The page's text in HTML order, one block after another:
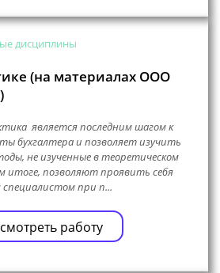
дисциплины
(на материалах ООО
является последним шагом к
бухгалтера и позволяет изучить
не изученные в теоретическом
итоге, позволяют проявить себя
при п...
работу